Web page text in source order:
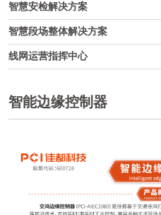
智慧安检解决方案
智慧段场整体解决方案
线网运营指挥中心
智能边缘控制器